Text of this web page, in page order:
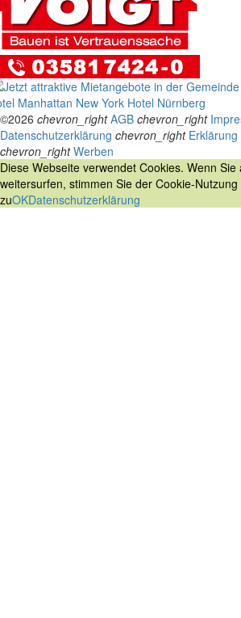
Manhattan New York Hotel Nürnberg
©2026 chevron_right AGB chevron_right
Datenschutzerklärung chevron_right
chevron_right Werben
Diese Webseite verwendet Cookies. Wenn
weitersurfen, stimmen Sie der Cookie-Nutzung
zuOKDatenschutzerklärung